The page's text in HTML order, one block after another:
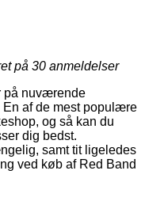
på 30 anmeldelser
på nuværende
En af de mest populære
og så kan du
dig bedst.
samt tit ligeledes
ved køb af Red Band